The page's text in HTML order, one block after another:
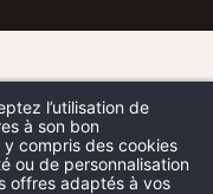
l’utilisation de
à son bon
compris des cookies
ou de personnalisation
offres adaptés à vos